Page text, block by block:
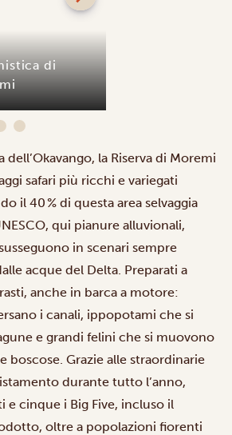
di
la Riserva di Moremi
safari più ricchi e variegati
il 40 % di questa area selvaggia
qui pianure alluvionali,
in scenari sempre
acque del Delta. Preparati a
, anche in barca a motore:
i canali, ippopotami che si
e grandi felini che si muovono
boscose. Grazie alle straordinarie
durante tutto l’anno,
e cinque i Big Five, incluso il
oltre a popolazioni fiorenti